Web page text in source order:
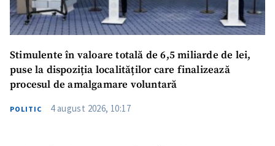
Stimulente în valoare totală de 6,5 miliarde de lei,
puse la dispoziția localităților care finalizează
procesul de amalgamare voluntară
POLITIC 4 august 2026, 10:17